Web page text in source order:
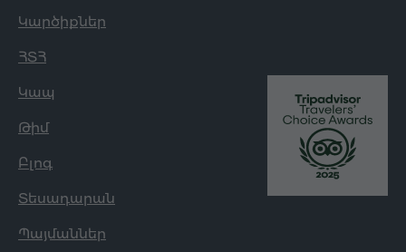
Կարծիքներ
ՀՏՀ
Կապ
Թիմ
Բլոգ
Տեսադարան
Պայմաններ